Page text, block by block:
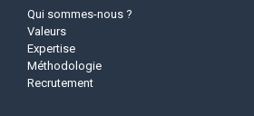
Qui sommes-nous ?
Valeurs
Expertise
Méthodologie
Recrutement